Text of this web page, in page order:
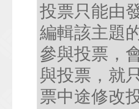
投票只能由
編輯該主題
參與投票，
與投票，就
票中途修改